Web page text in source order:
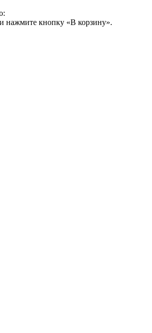
нажмите кнопку «В корзину».